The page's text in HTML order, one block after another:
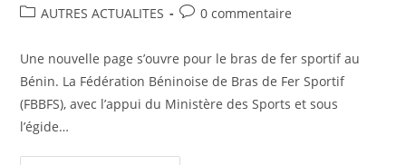
AUTRES ACTUALITES
0 commentaire
Une nouvelle page s’ouvre pour le bras de fer sportif au
Bénin. La Fédération Béninoise de Bras de Fer Sportif
(FBBFS), avec l’appui du Ministère des Sports et sous
l’égide…